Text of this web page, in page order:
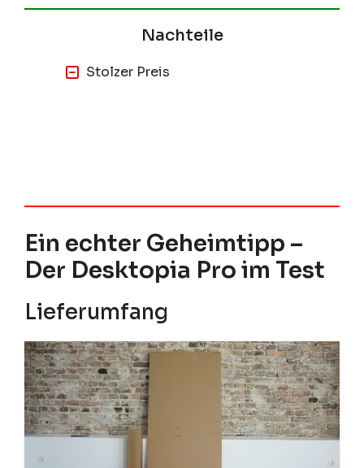
Stolzer Preis
Ein echter Geheimtipp –
Der Desktopia Pro im Test
Lieferumfang